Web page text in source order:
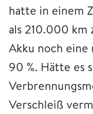
hatte in einem
als 210.000
Akku noch eine
90 %. Hätte es
Verschleiß